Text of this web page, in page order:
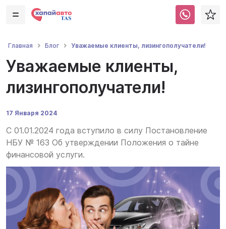
Главная Блог Уважаемые клиенты, лизингополучатели!
Уважаемые клиенты,
лизингополучатели!
17 Января 2024
С 01.01.2024 года вступило в силу Постановление
НБУ № 163 Об утверждении Положения о тайне
финансовой услуги.